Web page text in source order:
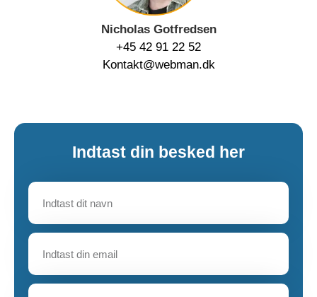
Nicholas Gotfredsen
+45 42 91 22 52
Kontakt@webman.dk
Indtast din besked her